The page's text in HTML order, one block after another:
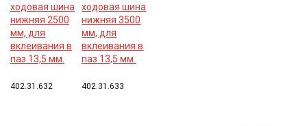
ходовая шина
нижняя 2500
мм, для
вклеивания в
паз 13,5 мм.
402.31.632
ходовая шина
нижняя 3500
мм, для
вклеивания в
паз 13,5 мм.
402.31.633